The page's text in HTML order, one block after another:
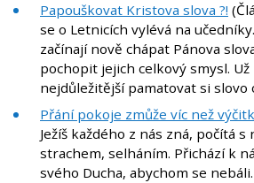
Papouškovat Kristova slova ?!
se o Letnicích vylévá na
začínají nově chápat Pánova
pochopit jejich celkový smysl.
nejdůležitější pamatovat si slovo
Přání pokoje zmůže víc než
Ježíš každého z nás zná, počítá s
strachem, selháním. Přichází k
svého Ducha, abychom se nebáli.